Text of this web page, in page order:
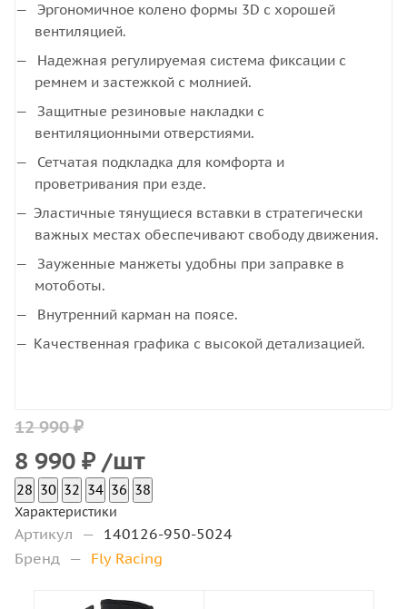
Эргономичное колено формы 3D с хорошей
вентиляцией.
Надежная регулируемая система фиксации с
ремнем и застежкой с молнией.
Защитные резиновые накладки с
вентиляционными отверстиями.
Сетчатая подкладка для комфорта и
проветривания при езде.
Эластичные тянущиеся вставки в стратегически
важных местах обеспечивают свободу движения.
Зауженные манжеты удобны при заправке в
мотоботы.
Внутренний карман на поясе.
Качественная графика с высокой детализацией.
12 990 ₽
8 990 ₽ /шт
28 30 32 34 36 38
Характеристики
Артикул — 140126-950-5024
Бренд — Fly Racing